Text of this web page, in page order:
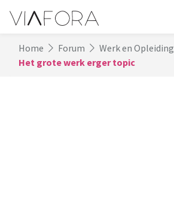
Home Forum
Werk en Opleiding
Het grote werk erger topic